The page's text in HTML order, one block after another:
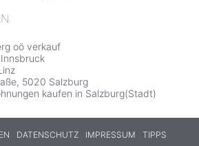
oö verkauf
5020 Salzburg
kaufen in Salzburg(Stadt)
DATENSCHUTZ IMPRESSUM TIPPS